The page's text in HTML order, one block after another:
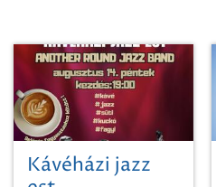
Kávéházi jazz